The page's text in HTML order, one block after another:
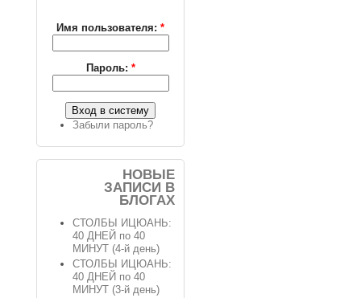
Имя пользователя: *
Пароль: *
Забыли пароль?
НОВЫЕ
ЗАПИСИ В
БЛОГАХ
СТОЛБЫ ИЦЮАНЬ:
40 ДНЕЙ по 40
МИНУТ (4-й день)
СТОЛБЫ ИЦЮАНЬ:
40 ДНЕЙ по 40
МИНУТ (3-й день)